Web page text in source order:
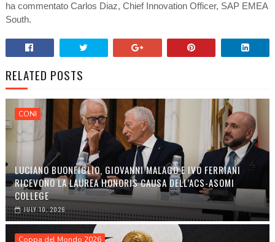
ha commentato Carlos Diaz, Chief Innovation Officer, SAP EMEA
South.
RELATED POSTS
CONI
LUCIANO BUONFIGLIO, GIOVANNI MALAGÒ E IVO FERRIANI
RICEVONO LA LAUREA HONORIS CAUSA DELL’ACS-ASOMI
COLLEGE
JULY 10, 2026
Coppa del Mondo 2026